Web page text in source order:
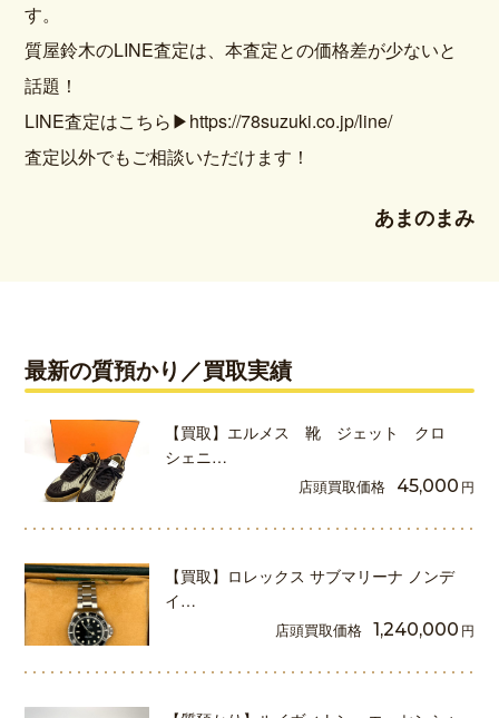
す。
質屋鈴木のLINE査定は、本査定との価格差が少ないと
話題！
LINE査定はこちら▶https://78suzuki.co.jp/line/
査定以外でもご相談いただけます！
あまのまみ
最新の質預かり／買取実績
【買取】エルメス 靴 ジェット クロ
シェニ…
店頭買取価格 45,000 円
【買取】ロレックス サブマリーナ ノンデ
イ…
店頭買取価格 1,240,000 円